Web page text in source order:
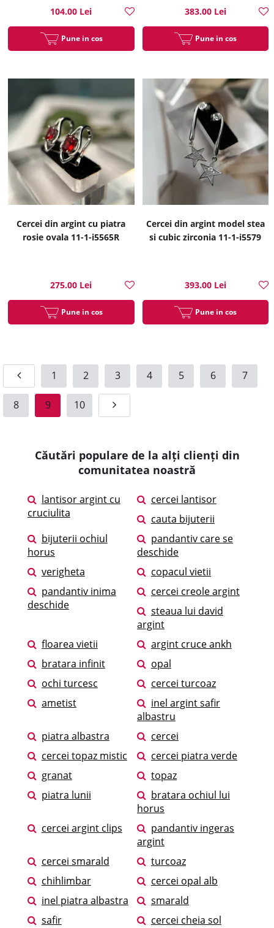
104.00 Lei
Pune in cos
383.00 Lei
Pune in cos
Cercei din argint cu piatra
rosie ovala 11-1-i5565R
275.00 Lei
Pune in cos
Cercei din argint model stea
si cubic zirconia 11-1-i5579
393.00 Lei
Pune in cos
1 2 3 4 5 6 7
8 9 10
Căutări populare de la alți clienți din
comunitatea noastră
lantisor argint cu
cruciulita
cercei lantisor
cauta bijuterii
bijuterii ochiul
horus
pandantiv care se
deschide
verigheta
copacul vietii
pandantiv inima
deschide
cercei creole argint
steaua lui david
argint
floarea vietii
argint cruce ankh
bratara infinit
opal
ochi turcesc
cercei turcoaz
ametist
inel argint safir
albastru
piatra albastra
cercei
cercei topaz mistic
cercei piatra verde
granat
topaz
piatra lunii
bratara ochiul lui
horus
cercei argint clips
pandantiv ingeras
argint
cercei smarald
turcoaz
chihlimbar
cercei opal alb
inel piatra albastra
smarald
safir
cercei cheia sol